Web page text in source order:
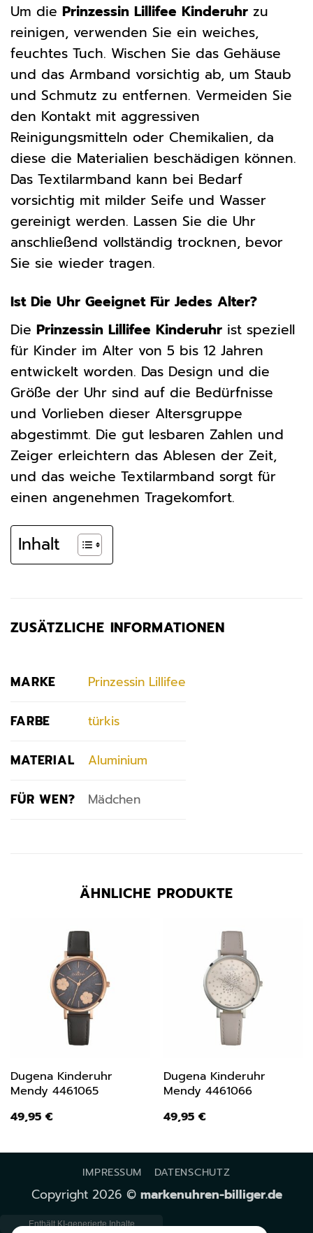
Um die Prinzessin Lillifee Kinderuhr zu
reinigen, verwenden Sie ein weiches,
feuchtes Tuch. Wischen Sie das Gehäuse
und das Armband vorsichtig ab, um Staub
und Schmutz zu entfernen. Vermeiden Sie
den Kontakt mit aggressiven
Reinigungsmitteln oder Chemikalien, da
diese die Materialien beschädigen können.
Das Textilarmband kann bei Bedarf
vorsichtig mit milder Seife und Wasser
gereinigt werden. Lassen Sie die Uhr
anschließend vollständig trocknen, bevor
Sie sie wieder tragen.
Ist Die Uhr Geeignet Für Jedes Alter?
Die Prinzessin Lillifee Kinderuhr ist speziell
für Kinder im Alter von 5 bis 12 Jahren
entwickelt worden. Das Design und die
Größe der Uhr sind auf die Bedürfnisse
und Vorlieben dieser Altersgruppe
abgestimmt. Die gut lesbaren Zahlen und
Zeiger erleichtern das Ablesen der Zeit,
und das weiche Textilarmband sorgt für
einen angenehmen Tragekomfort.
Inhalt
ZUSÄTZLICHE INFORMATIONEN
MARKE Prinzessin Lillifee
FARBE türkis
MATERIAL Aluminium
FÜR WEN? Mädchen
ÄHNLICHE PRODUKTE
Dugena Kinderuhr
Mendy 4461065
49,95 €
Dugena Kinderuhr
Mendy 4461066
49,95 €
IMPRESSUM DATENSCHUTZ
Copyright 2026 © markenuhren-billiger.de